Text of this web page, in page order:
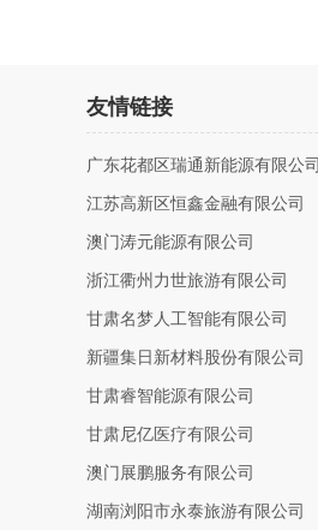
友情链接
广东花都区瑞通新能源有限公司
江苏高新区恒鑫金融有限公司
澳门涛元能源有限公司
浙江衢州力世旅游有限公司
甘肃名梦人工智能有限公司
新疆集日新材料股份有限公司
甘肃睿智能源有限公司
甘肃尼亿医疗有限公司
澳门展鹏服务有限公司
湖南浏阳市永泰旅游有限公司